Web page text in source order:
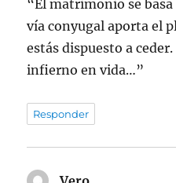
“El matrimonio se
vía conyugal aporta el
estás dispuesto a
infierno en vida…”
Responder